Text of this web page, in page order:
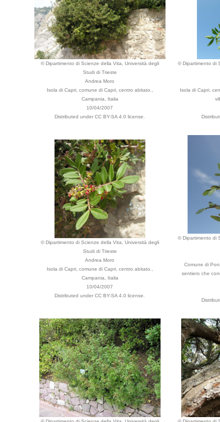
© Dipartimento di Scienze della Vita, Università degli
Studi di Trieste
Andrea Moro
Isola di Capri, comune di Capri, centro abitato.,
Campania, Italia
10/04/2007
Distributed under CC BY-SA 4.0 license.
© Dipartimento di
Isola di Capri,
© Dipartimento di Scienze della Vita, Università degli
Studi di Trieste
Andrea Moro
Isola di Capri, comune di Capri, centro abitato.,
Campania, Italia
10/04/2007
Distributed under CC BY-SA 4.0 license.
© Dipartimento di
Comune di
sentiero che